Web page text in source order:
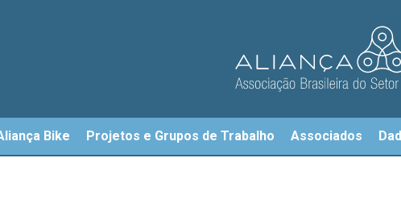
Bike Projetos e Grupos de Trabalho Associados